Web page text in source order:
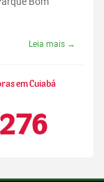
Leia mais →
em Cuiabá